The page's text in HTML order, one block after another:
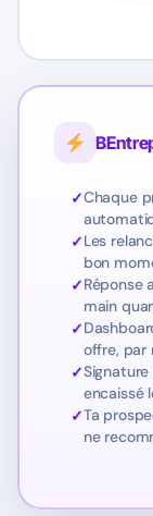
Chaque
Les
bon
Réponse
main
offre, par
encaissé
Ta
ne